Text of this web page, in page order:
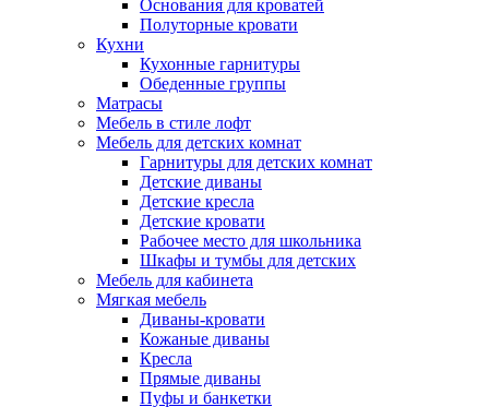
Основания для кроватей
Полуторные кровати
Кухни
Кухонные гарнитуры
Обеденные группы
Матрасы
Мебель в стиле лофт
Мебель для детских комнат
Гарнитуры для детских комнат
Детские диваны
Детские кресла
Детские кровати
Рабочее место для школьника
Шкафы и тумбы для детских
Мебель для кабинета
Мягкая мебель
Диваны-кровати
Кожаные диваны
Кресла
Прямые диваны
Пуфы и банкетки